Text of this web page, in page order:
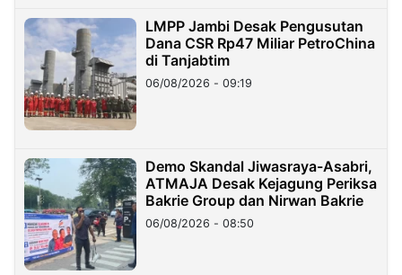
LMPP Jambi Desak Pengusutan
Dana CSR Rp47 Miliar PetroChina
di Tanjabtim
06/08/2026 - 09:19
Demo Skandal Jiwasraya-Asabri,
ATMAJA Desak Kejagung Periksa
Bakrie Group dan Nirwan Bakrie
06/08/2026 - 08:50